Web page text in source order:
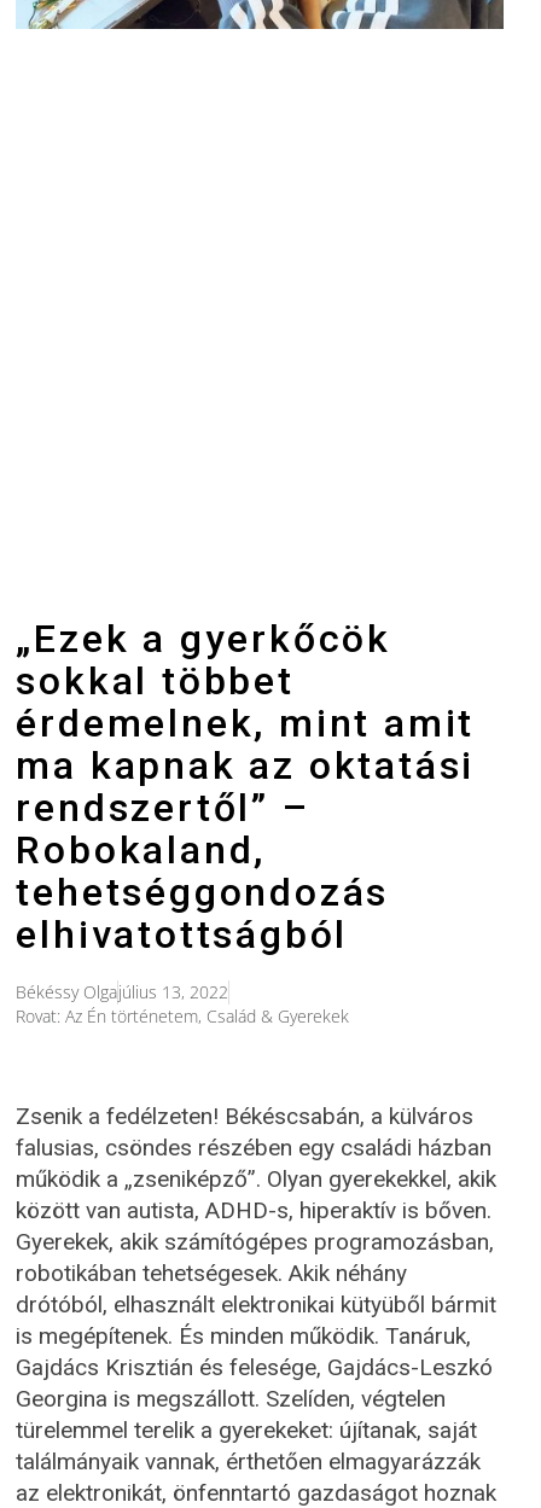
„Ezek a gyerkőcök
sokkal többet
érdemelnek, mint amit
ma kapnak az oktatási
rendszertől” –
Robokaland,
tehetséggondozás
elhivatottságból
Békéssy Olgajúlius 13, 2022
Rovat:Az Én történetem, Család & Gyerekek
Zsenik a fedélzeten! Békéscsabán, a külváros
falusias, csöndes részében egy családi házban
működik a „zseniképző”. Olyan gyerekekkel, akik
között van autista, ADHD-s, hiperaktív is bőven.
Gyerekek, akik számítógépes programozásban,
robotikában tehetségesek. Akik néhány
drótóból, elhasznált elektronikai kütyüből bármit
is megépítenek. És minden működik. Tanáruk,
Gajdács Krisztián és felesége, Gajdács-Leszkó
Georgina is megszállott. Szelíden, végtelen
türelemmel terelik a gyerekeket: újítanak, saját
találmányaik vannak, érthetően elmagyarázzák
az elektronikát, önfenntartó gazdaságot hoznak